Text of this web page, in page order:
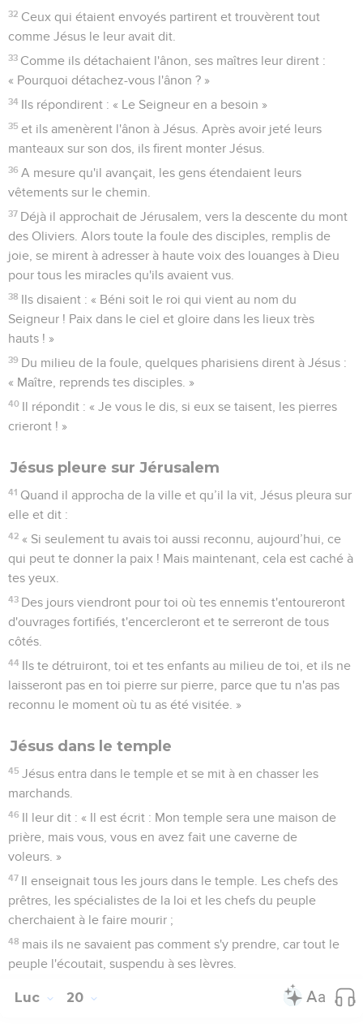
32 Ceux qui étaient envoyés partirent et trouvèrent tout
comme Jésus le leur avait dit.
33 Comme ils détachaient l'ânon, ses maîtres leur dirent :
« Pourquoi détachez-vous l'ânon ? »
34 Ils répondirent : « Le Seigneur en a besoin »
35 et ils amenèrent l'ânon à Jésus. Après avoir jeté leurs
manteaux sur son dos, ils firent monter Jésus.
36 A mesure qu'il avançait, les gens étendaient leurs
vêtements sur le chemin.
37 Déjà il approchait de Jérusalem, vers la descente du mont
des Oliviers. Alors toute la foule des disciples, remplis de
joie, se mirent à adresser à haute voix des louanges à Dieu
pour tous les miracles qu'ils avaient vus.
38 Ils disaient : « Béni soit le roi qui vient au nom du
Seigneur ! Paix dans le ciel et gloire dans les lieux très
hauts ! »
39 Du milieu de la foule, quelques pharisiens dirent à Jésus :
« Maître, reprends tes disciples. »
40 Il répondit : « Je vous le dis, si eux se taisent, les pierres
crieront ! »
Jésus pleure sur Jérusalem
41 Quand il approcha de la ville et qu’il la vit, Jésus pleura sur
elle et dit :
42 « Si seulement tu avais toi aussi reconnu, aujourd’hui, ce
qui peut te donner la paix ! Mais maintenant, cela est caché à
tes yeux.
43 Des jours viendront pour toi où tes ennemis t'entoureront
d'ouvrages fortifiés, t'encercleront et te serreront de tous
côtés.
44 Ils te détruiront, toi et tes enfants au milieu de toi, et ils ne
laisseront pas en toi pierre sur pierre, parce que tu n'as pas
reconnu le moment où tu as été visitée. »
Jésus dans le temple
45 Jésus entra dans le temple et se mit à en chasser les
marchands.
46 Il leur dit : « Il est écrit : Mon temple sera une maison de
prière, mais vous, vous en avez fait une caverne de
voleurs. »
47 Il enseignait tous les jours dans le temple. Les chefs des
prêtres, les spécialistes de la loi et les chefs du peuple
cherchaient à le faire mourir ;
48 mais ils ne savaient pas comment s'y prendre, car tout le
peuple l'écoutait, suspendu à ses lèvres.
Luc 20